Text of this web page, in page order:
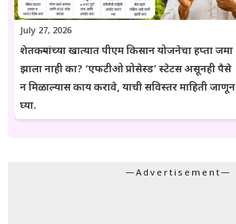
July 27, 2026
शेतकऱ्यांच्या खात्यात पीएम किसान योजनेचा हप्ता जमा
झाला नाही का? ‘एफटीओ प्रोसेस्ड’ स्टेटस असूनही पैसे
न मिळाल्यास काय करावे, याची सविस्तर माहिती जाणून
घ्या.
—Advertisement—